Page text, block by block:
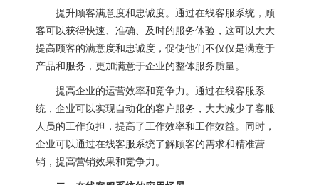
提升顾客满意度和忠诚度。通过在线客服系统，顾
客可以获得快速、准确、及时的服务体验，这可以大大
提高顾客的满意度和忠诚度，促使他们不仅仅是满意于
产品和服务，更加满意于企业的整体服务质量。
提高企业的运营效率和竞争力。通过在线客服系
统，企业可以实现自动化的客户服务，大大减少了客服
人员的工作负担，提高了工作效率和工作效益。同时，
企业可以通过在线客服系统了解顾客的需求和精准营
销，提高营销效果和竞争力。